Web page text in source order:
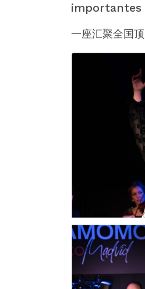
importantes
一座汇聚全国